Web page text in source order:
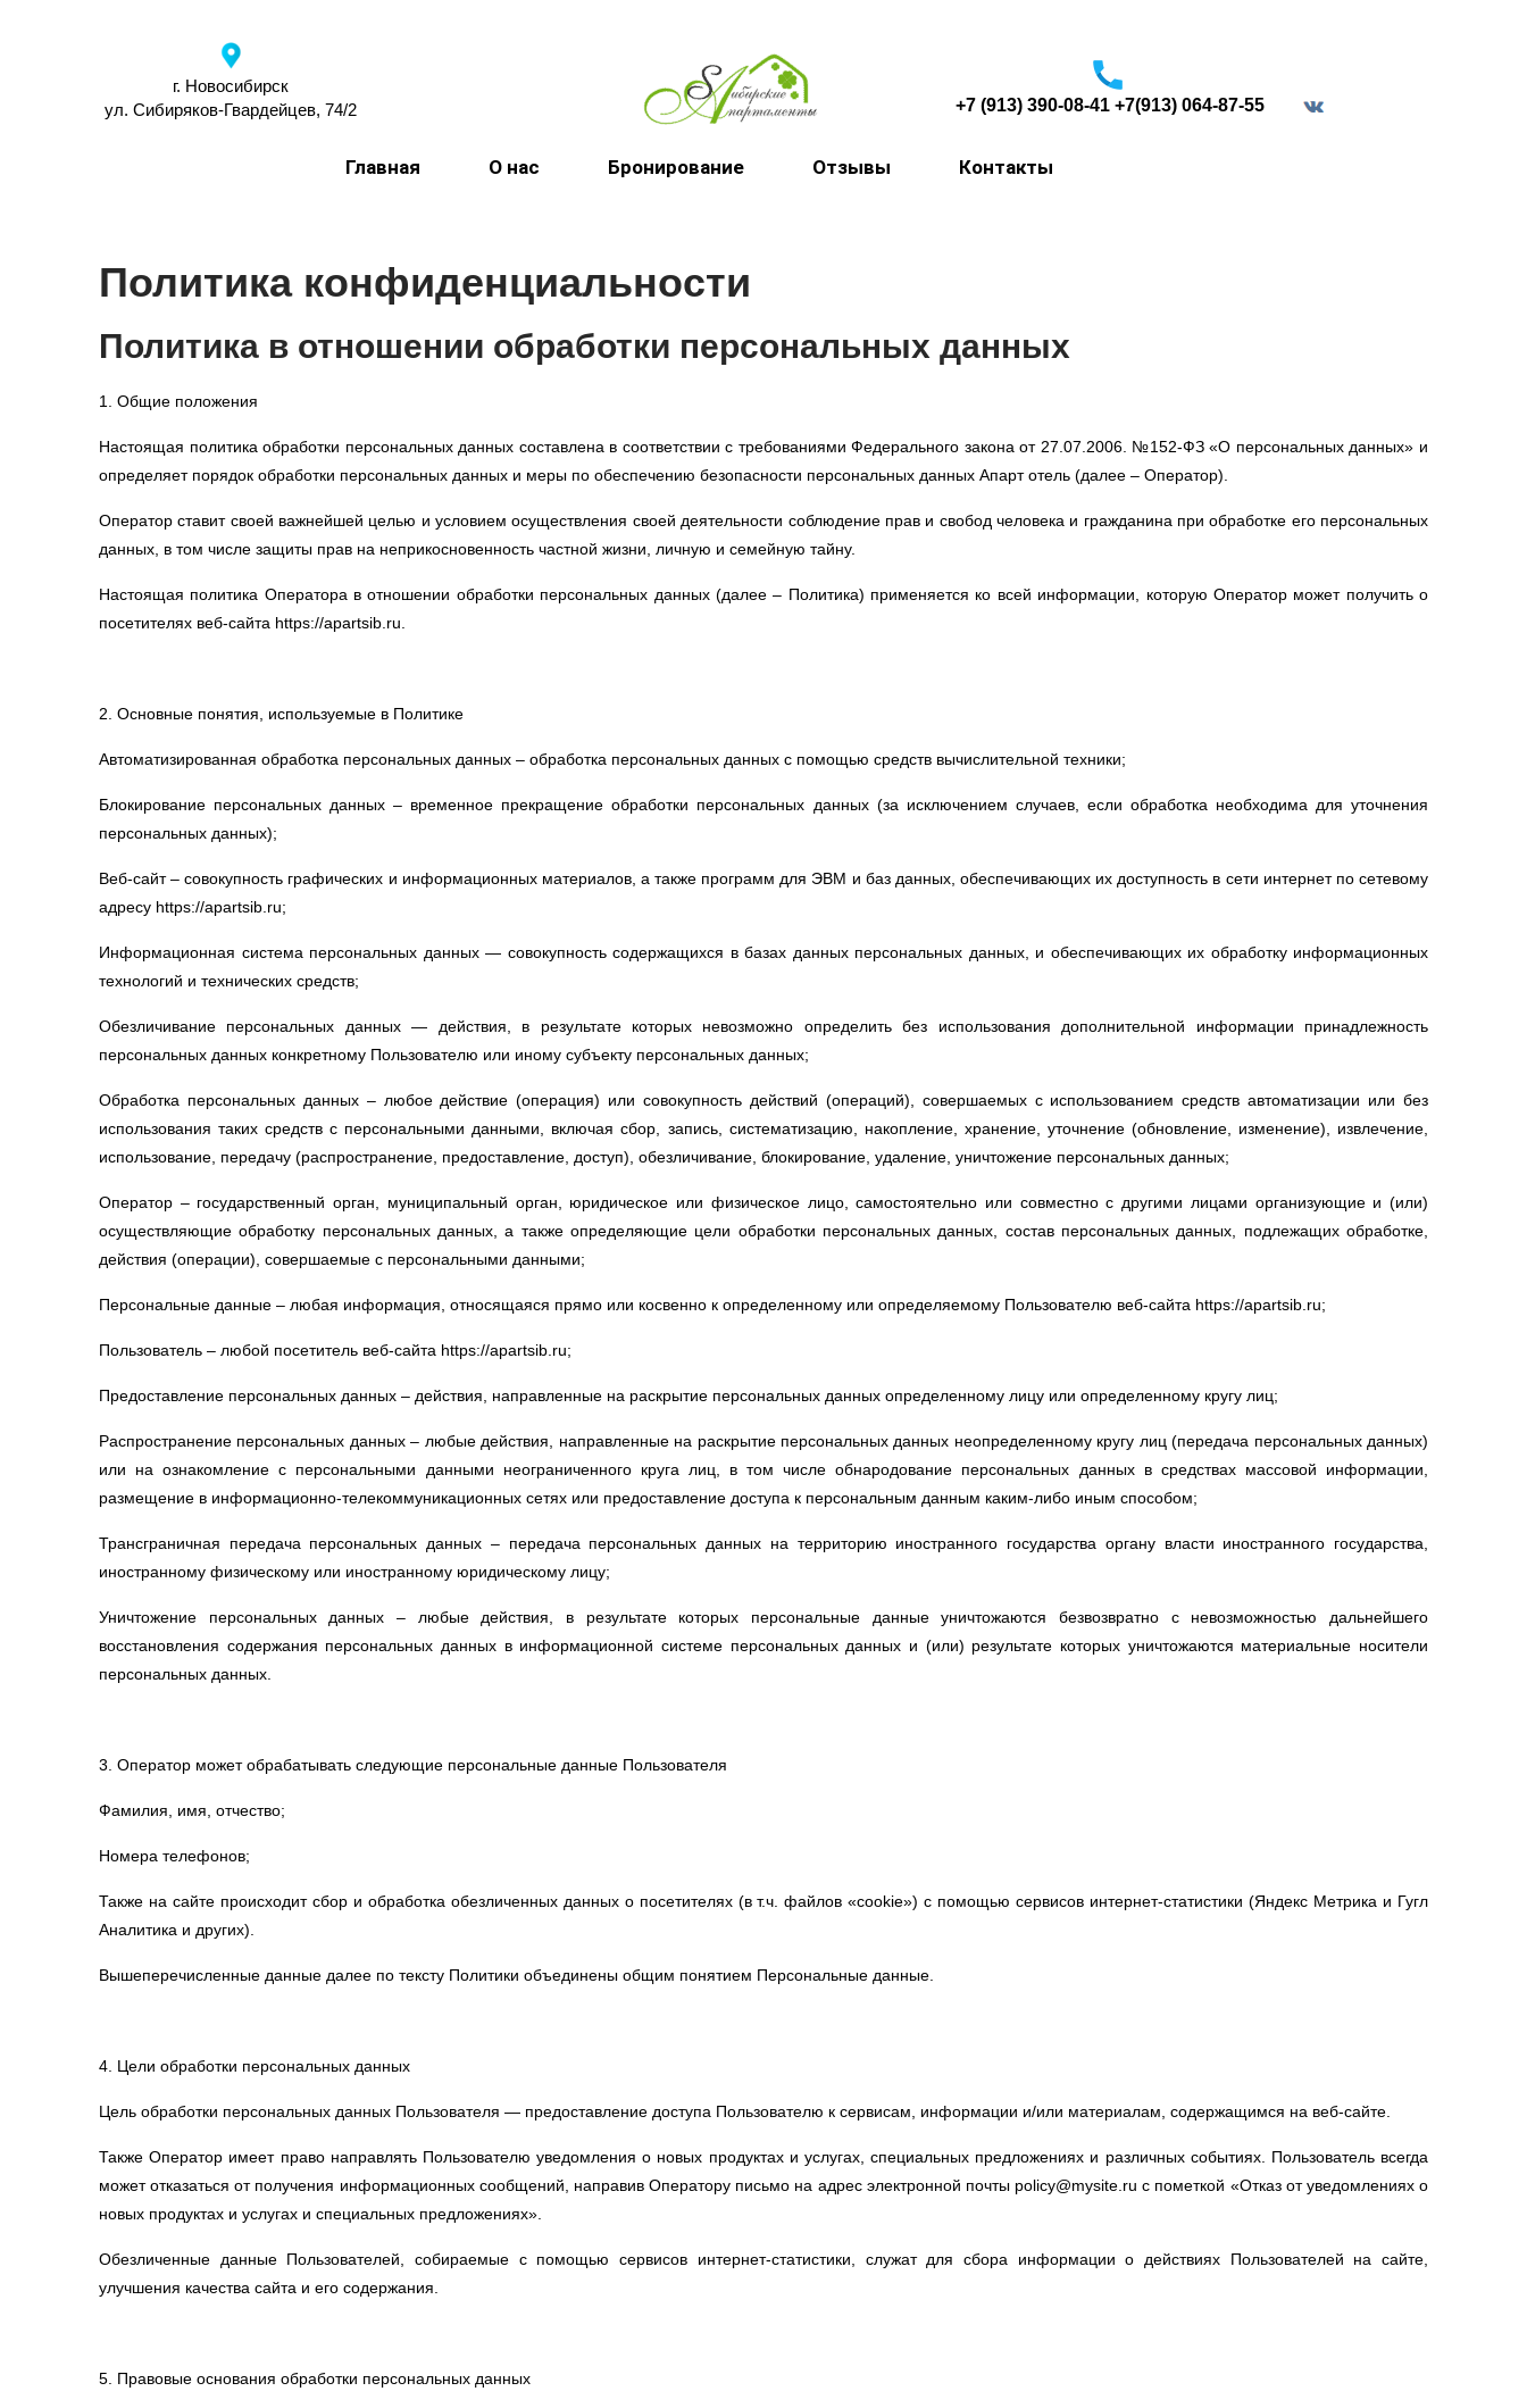
г. Новосибирск
ул. Сибиряков-Гвардейцев, 74/2
+7 (913) 390-08-41 +7(913) 064-87-55
Главная О нас Бронирование Отзывы Контакты
Политика конфиденциальности
Политика в отношении обработки персональных данных
1. Общие положения
Настоящая политика обработки персональных данных составлена в соответствии с требованиями Федерального закона от 27.07.2006. №152-ФЗ «О персональных данных» и
определяет порядок обработки персональных данных и меры по обеспечению безопасности персональных данных Апарт отель (далее – Оператор).
Оператор ставит своей важнейшей целью и условием осуществления своей деятельности соблюдение прав и свобод человека и гражданина при обработке его персональных
данных, в том числе защиты прав на неприкосновенность частной жизни, личную и семейную тайну.
Настоящая политика Оператора в отношении обработки персональных данных (далее – Политика) применяется ко всей информации, которую Оператор может получить о
посетителях веб-сайта https://apartsib.ru.
2. Основные понятия, используемые в Политике
Автоматизированная обработка персональных данных – обработка персональных данных с помощью средств вычислительной техники;
Блокирование персональных данных – временное прекращение обработки персональных данных (за исключением случаев, если обработка необходима для уточнения
персональных данных);
Веб-сайт – совокупность графических и информационных материалов, а также программ для ЭВМ и баз данных, обеспечивающих их доступность в сети интернет по сетевому
адресу https://apartsib.ru;
Информационная система персональных данных — совокупность содержащихся в базах данных персональных данных, и обеспечивающих их обработку информационных
технологий и технических средств;
Обезличивание персональных данных — действия, в результате которых невозможно определить без использования дополнительной информации принадлежность
персональных данных конкретному Пользователю или иному субъекту персональных данных;
Обработка персональных данных – любое действие (операция) или совокупность действий (операций), совершаемых с использованием средств автоматизации или без
использования таких средств с персональными данными, включая сбор, запись, систематизацию, накопление, хранение, уточнение (обновление, изменение), извлечение,
использование, передачу (распространение, предоставление, доступ), обезличивание, блокирование, удаление, уничтожение персональных данных;
Оператор – государственный орган, муниципальный орган, юридическое или физическое лицо, самостоятельно или совместно с другими лицами организующие и (или)
осуществляющие обработку персональных данных, а также определяющие цели обработки персональных данных, состав персональных данных, подлежащих обработке,
действия (операции), совершаемые с персональными данными;
Персональные данные – любая информация, относящаяся прямо или косвенно к определенному или определяемому Пользователю веб-сайта https://apartsib.ru;
Пользователь – любой посетитель веб-сайта https://apartsib.ru;
Предоставление персональных данных – действия, направленные на раскрытие персональных данных определенному лицу или определенному кругу лиц;
Распространение персональных данных – любые действия, направленные на раскрытие персональных данных неопределенному кругу лиц (передача персональных данных)
или на ознакомление с персональными данными неограниченного круга лиц, в том числе обнародование персональных данных в средствах массовой информации,
размещение в информационно-телекоммуникационных сетях или предоставление доступа к персональным данным каким-либо иным способом;
Трансграничная передача персональных данных – передача персональных данных на территорию иностранного государства органу власти иностранного государства,
иностранному физическому или иностранному юридическому лицу;
Уничтожение персональных данных – любые действия, в результате которых персональные данные уничтожаются безвозвратно с невозможностью дальнейшего
восстановления содержания персональных данных в информационной системе персональных данных и (или) результате которых уничтожаются материальные носители
персональных данных.
3. Оператор может обрабатывать следующие персональные данные Пользователя
Фамилия, имя, отчество;
Номера телефонов;
Также на сайте происходит сбор и обработка обезличенных данных о посетителях (в т.ч. файлов «cookie») с помощью сервисов интернет-статистики (Яндекс Метрика и Гугл
Аналитика и других).
Вышеперечисленные данные далее по тексту Политики объединены общим понятием Персональные данные.
4. Цели обработки персональных данных
Цель обработки персональных данных Пользователя — предоставление доступа Пользователю к сервисам, информации и/или материалам, содержащимся на веб-сайте.
Также Оператор имеет право направлять Пользователю уведомления о новых продуктах и услугах, специальных предложениях и различных событиях. Пользователь всегда
может отказаться от получения информационных сообщений, направив Оператору письмо на адрес электронной почты policy@mysite.ru с пометкой «Отказ от уведомлениях о
новых продуктах и услугах и специальных предложениях».
Обезличенные данные Пользователей, собираемые с помощью сервисов интернет-статистики, служат для сбора информации о действиях Пользователей на сайте,
улучшения качества сайта и его содержания.
5. Правовые основания обработки персональных данных